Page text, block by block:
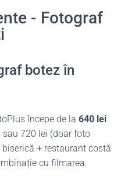
- Fotograf
botez în
începe de la 640 lei
720 lei (doar foto
+ restaurant costă
cu filmarea.